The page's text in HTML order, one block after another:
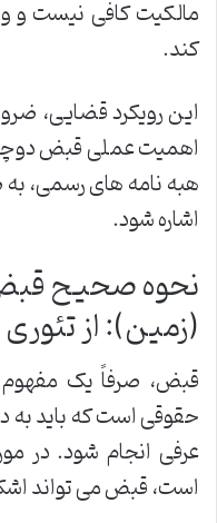
مالکیت کافی نیست و
کند.
این رویکرد قضایی،
اهمیت عملی قبض
هبه نامه های رسمی،
اشاره شود.
نحوه صحیح
(زمین): از
قبض، صرفاً یک
حقوقی است که باید به
عرفی انجام شود. در
است، قبض می تواند